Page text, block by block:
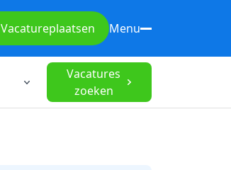
Vacatureplaatsen Menu
Vacatures
zoeken